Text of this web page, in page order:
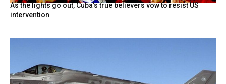
As the lights go out, Cuba’s true believers vow to resist US
intervention